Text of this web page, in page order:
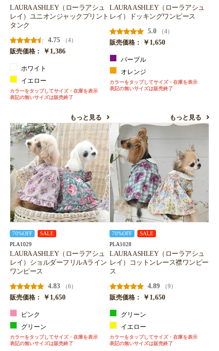
LAURA ASHLEY（ローラアシュ
レイ）ユニオンジャックプリント
タンク
4.75
（4）
販売価格：
￥1,386
ホワイト
イエロー
カラーをタップしてサイズ・在庫を表示
表記の無いサイズは販売終了
もっと見る
LAURA ASHLEY（ローラアシュ
レイ）ドッキングワンピース
5.0
（4）
販売価格：
￥1,650
パープル
オレンジ
カラーをタップしてサイズ・在庫を表示
表記の無いサイズは販売終了
もっと見る
70%OFF SALE
PLA1029
LAURA ASHLEY（ローラアシュ
レイ）ショルダーフリルAライン
ワンピース
4.83
（6）
販売価格：
￥1,650
ピンク
グリーン
カラーをタップしてサイズ・在庫を表示
表記の無いサイズは販売終了
70%OFF SALE
PLA1028
LAURA ASHLEY（ローラアシュ
レイ）コットンレース襟ワンピー
ス
4.89
（9）
販売価格：
￥1,650
グリーン
イエロー
カラーをタップしてサイズ・在庫を表示
表記の無いサイズは販売終了